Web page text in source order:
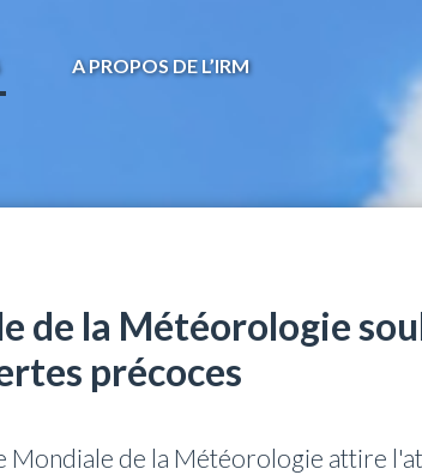
A PROPOS DE L’IRM
de la Météorologie
précoces
Mondiale de la Météorologie attire